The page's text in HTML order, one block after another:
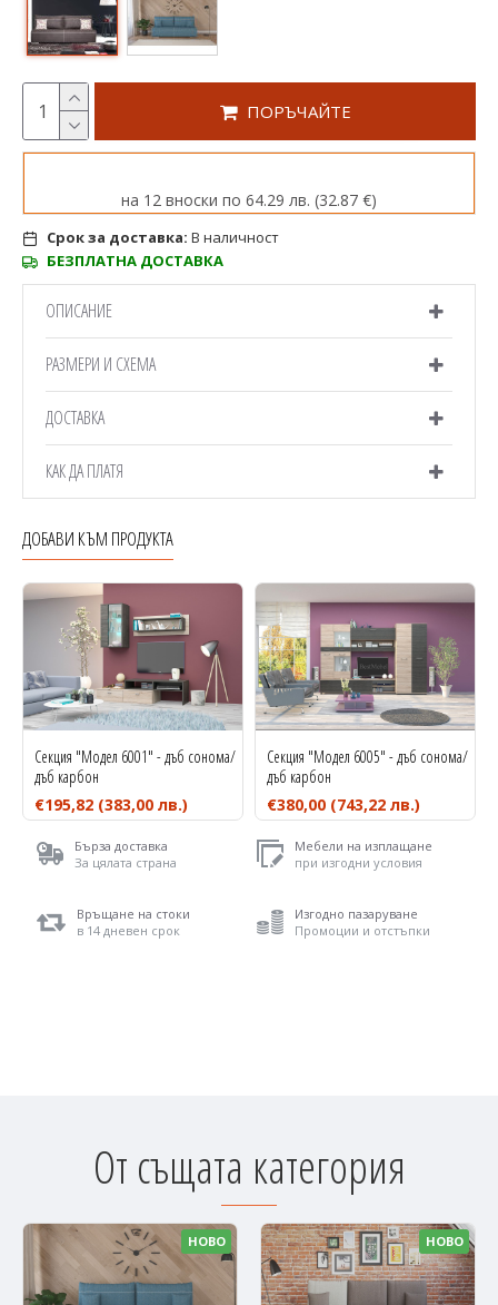
Срок за доставка: В наличност
БЕЗПЛАТНА ДОСТАВКА
ПОРЪЧАЙТЕ
на 12 вноски по 64.29 лв. (32.87 €)
ДОБАВИ КЪМ ПРОДУКТА
Секция "Модел 6001" - дъб сонома/
дъб карбон
€195,82 (383,00 лв.)
Секция "Модел 6005" - дъб сонома/
дъб карбон
€380,00 (743,22 лв.)
Бърза доставка
За цялата страна
Мебели на изплащане
при изгодни условия
Връщане на стоки
в 14 дневен срок
Изгодно пазаруване
Промоции и отстъпки
ОПИСАНИЕ
РАЗМЕРИ И СХЕМА
ДОСТАВКА
КАК ДА ПЛАТЯ
От същата категория
НОВО НОВО